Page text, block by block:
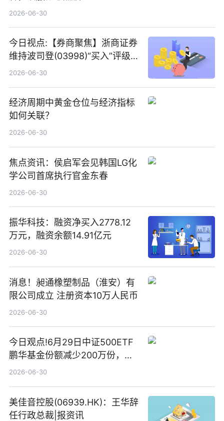
2026-06-30
今日视点:【券商聚焦】浙商证券
维持波司登(03998)“买入”评级
指其业绩高质量稳增长
2026-06-30
经济周期中黄金仓位与经济指标
如何关联？
2026-06-30
焦点资讯：侯启军会见韩国LG化
学公司首席执行官金东春
2026-06-30
振华科技：融资净买入2778.12
万元，融资余额14.91亿元
2026-06-30
消息！昶通橡塑制品（淮安）有
限公司成立 注册资本10万人民币
2026-06-30
今日观点!6月29日中证500ETF
鹏华基金份额减少200万份，重
仓股亨通光电、赤峰黄金、佰维
2026-06-30
美佳音控股(06939.HK)：王华辞
任行政总裁|报资讯